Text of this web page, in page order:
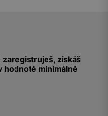
zaregistruješ, získáš
hodnotě minimálně